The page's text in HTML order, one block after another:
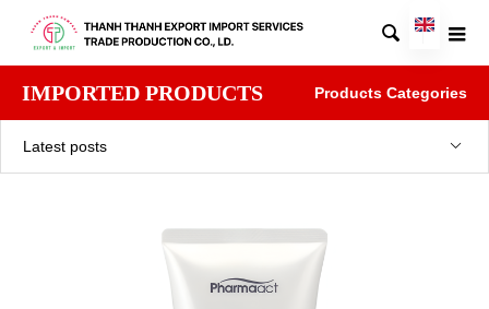

IMPORTED PRODUCTS Products Categories
Latest posts